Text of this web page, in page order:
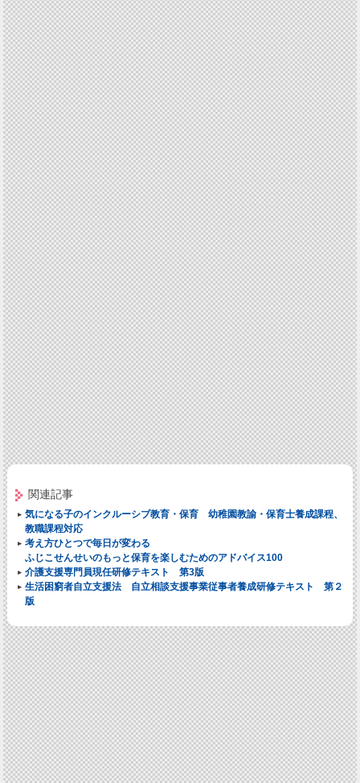
関連記事
気になる子のインクルーシブ教育・保育 幼稚園教諭・保育士養成課程、
教職課程対応
考え方ひとつで毎日が変わる
ふじこせんせいのもっと保育を楽しむためのアドバイス100
介護支援専門員現任研修テキスト 第3版
生活困窮者自立支援法 自立相談支援事業従事者養成研修テキスト 第２
版